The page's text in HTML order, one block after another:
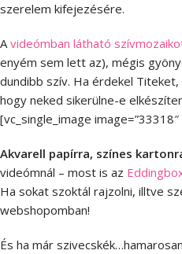
szerelem kifejezésére.
Avideómban látható
enyém sem lett az), mégis
dundibb szív. Ha érdekel
hogy neked sikerülne-e
[vc_single_image
Akvarell papírra, színes
videómnál – most is az
Ha sokat szoktál rajzolni, illtve
webshopomban!
És ha már